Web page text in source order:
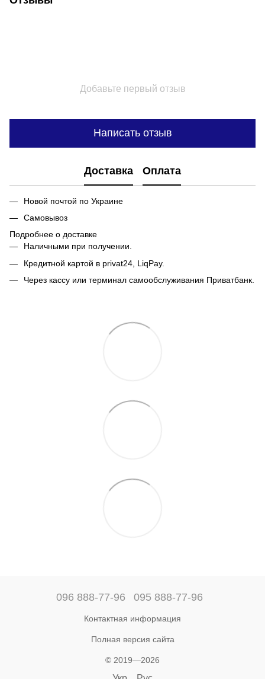
Добавьте первый отзыв
Написать отзыв
Доставка Оплата
Новой почтой по Украине
Самовывоз
Подробнее о доставке
Наличными при получении.
Кредитной картой в privat24, LiqPay.
Через кассу или терминал самообслуживания Приватбанк.
096 888-77-96 095 888-77-96
Контактная информация
Полная версия сайта
© 2019—2026